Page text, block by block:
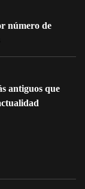
número de
antiguos que